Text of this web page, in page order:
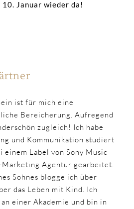
Januar wieder da!
ist für mich eine
Bereicherung. Aufregend
zugleich! Ich habe
und Kommunikation studiert
einem Label von Sony Music
Agentur gearbeitet.
Sohnes blogge ich über
das Leben mit Kind. Ich
einer Akademie und bin in